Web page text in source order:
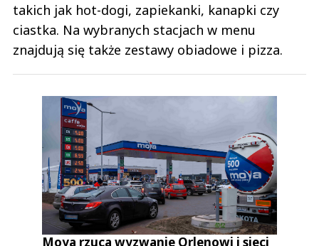
takich jak hot-dogi, zapiekanki, kanapki czy
ciastka. Na wybranych stacjach w menu
znajdują się także zestawy obiadowe i pizza.
Moya rzuca wyzwanie Orlenowi i sieci